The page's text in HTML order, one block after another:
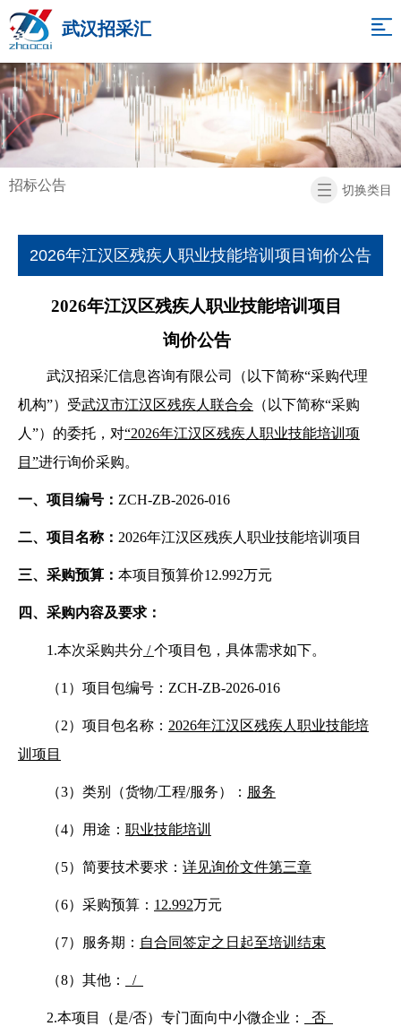
武汉招采汇
网
站
导
航
关
于
我
招
标
项
招标公告 切换类目
2026年江汉区残疾人职业技能培训项目询价公告
2026年江汉区残疾人职业技能培训项目
询价公告
武汉招采汇信息咨询有限公司（以下简称“采购代理
机构”）受武汉市江汉区残疾人联合会 （以下简称“采购
人”）的委托，对“2026年江汉区残疾人职业技能培训项
目”进行询价采购。
一、项目编号： ZCH-ZB-2026-016
二、项目名称： 2026年江汉区残疾人职业技能培训项目
三、采购预算： 本项目预算价12.992万元
四、采购内容及要求：
1.本次采购共分 /个项目包，具体需求如下。
（1）项目包编号：ZCH-ZB-2026-016
（2）项目包名称： 2026年江汉区残疾人职业技能培
训项目
（3）类别（货物/工程/服务）： 服务
（4）用途： 职业技能培训
（5）简要技术要求： 详见询价文件第三章
（6）采购预算： 12.992万元
（7）服务期： 自合同签定之日起至培训结束
（8）其他： /
2.本项目（是/否）专门面向中小微企业：
否